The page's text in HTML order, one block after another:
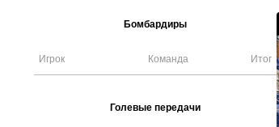
Бомбардиры
Игрок Команда Итог
Голевые передачи